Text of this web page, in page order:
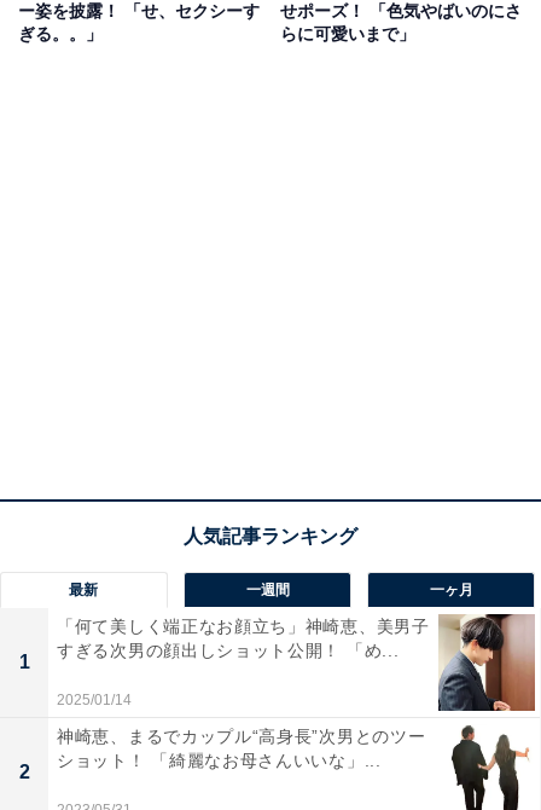
ー姿を披露！ 「せ、セクシーす
ぎる。。」
せポーズ！ 「色気やばいのにさ
らに可愛いまで」
最新 一週間 一ヶ月
1
「何て美しく端正なお顔立ち」神崎恵、美男子
すぎる次男の顔出しショット公開！ 「め...
2025/01/14
2
神崎恵、まるでカップル“高身長”次男とのツー
ショット！ 「綺麗なお母さんいいな」...